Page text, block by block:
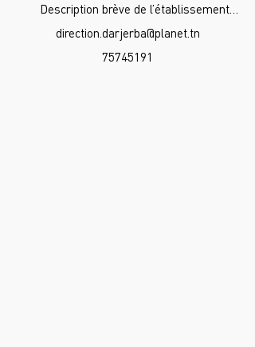
Description brève de l’établissement…
direction.darjerba@planet.tn
75745191